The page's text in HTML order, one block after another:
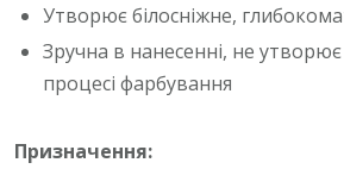
Утворює білосніжне,
Зручна в нанесенні, не
процесі фарбування
Призначення: